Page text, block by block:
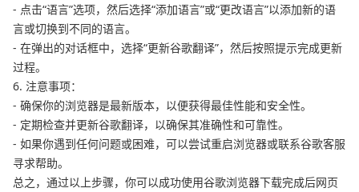
- 点击“语言”选项，然后选择“添加语言”或“更改语言”以添加新的语
言或切换到不同的语言。
- 在弹出的对话框中，选择“更新谷歌翻译”，然后按照提示完成更新
过程。
6. 注意事项：
- 确保你的浏览器是最新版本，以便获得最佳性能和安全性。
- 定期检查并更新谷歌翻译，以确保其准确性和可靠性。
- 如果你遇到任何问题或困难，可以尝试重启浏览器或联系谷歌客服
寻求帮助。
总之，通过以上步骤，你可以成功使用谷歌浏览器下载完成后网页